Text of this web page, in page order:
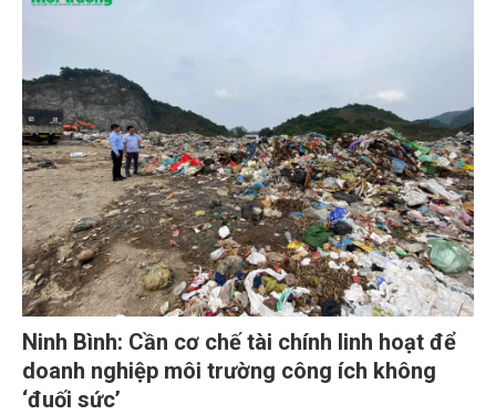
đáng kể, góp phần củng cố niềm tin của người dân
Ninh Bình: Cần cơ chế tài chính linh hoạt để
doanh nghiệp môi trường công ích không
‘đuối sức’